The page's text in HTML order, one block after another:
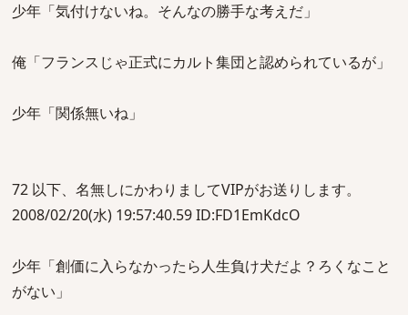
少年「気付けないね。そんなの勝手な考えだ」
俺「フランスじゃ正式にカルト集団と認められているが」
少年「関係無いね」
72 以下、名無しにかわりましてVIPがお送りします。
2008/02/20(水) 19:57:40.59 ID:FD1EmKdcO
少年「創価に入らなかったら人生負け犬だよ？ろくなこと
がない」